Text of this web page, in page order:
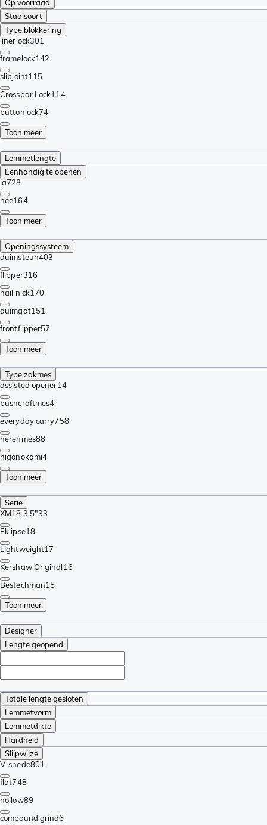
Op voorraad
Staalsoort
Type blokkering
linerlock301
framelock142
slipjoint115
Crossbar Lock114
buttonlock74
Toon meer
Lemmetlengte
Eenhandig te openen
ja728
nee164
Toon meer
Openingssysteem
duimsteun403
flipper316
nail nick170
duimgat151
frontflipper57
Toon meer
Type zakmes
assisted opener14
bushcraftmes4
everyday carry758
herenmes88
higonokami4
Toon meer
Serie
XM18 3.5"33
Eklipse18
Lightweight17
Kershaw Original16
Bestechman15
Toon meer
Designer
Lengte geopend
Totale lengte gesloten
Lemmetvorm
Lemmetdikte
Hardheid
Slijpwijze
V-snede801
flat748
hollow89
compound grind6